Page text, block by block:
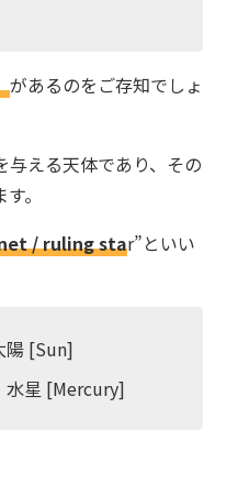
があるのをご存知でしょ
与える天体であり、その
。
/ ruling star”といい
陽 [Sun]
水星 [Mercury]